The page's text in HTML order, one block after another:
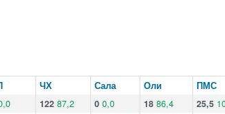
ЧХ Сала Оли ПМС
122 87,2 0 0,0 18 86,4 25,5